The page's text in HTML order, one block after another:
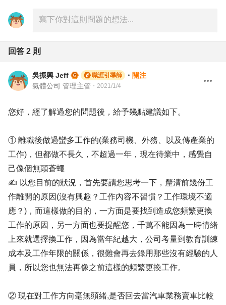
回答 2 則
吳振興 Jeff 職涯引導師 ・ 關注
氣體公司 管理主管 ・ 2021/1/4
您好，經了解過您的問題後，給予幾點建議如下。
① 離職後做過蠻多工作的(業務司機、外務、以及傳產業的
工作)，但都做不長久，不超過一年，現在待業中，感覺自
己像個無頭蒼蠅
✍ 以您目前的狀況，首先要請您思考一下，釐清前幾份工
作離開的原因(沒有興趣？工作內容不習慣？工作環境不適
應？)，而這樣做的目的，一方面是要找到造成您頻繁更換
工作的原因，另一方面也要提醒您，千萬不能因為一時情緒
上來就選擇換工作，因為當年紀越大，公司考量到教育訓練
成本及工作年限的關係，很難會再去錄用那些沒有經驗的人
員，所以您也無法再像之前這樣的頻繁更換工作。
② 現在對工作方向毫無頭緒,是否回去當汽車業務賣車比較